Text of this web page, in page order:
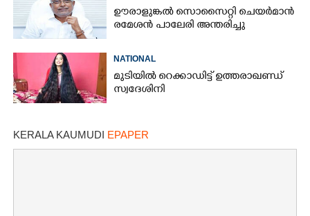
ഊരാളുങ്കൽ സൊസൈറ്റി ചെയർമാൻ
രമേശൻ പാലേരി അന്തരിച്ചു
NATIONAL
മുടിയിൽ റെക്കാഡിട്ട് ഉത്തരാഖണ്ഡ്
സ്വദേശിനി
KERALA KAUMUDI EPAPER